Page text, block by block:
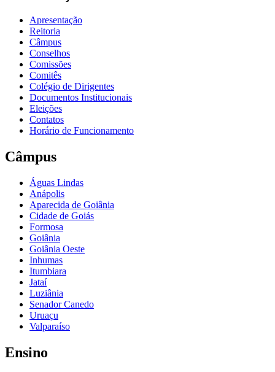
Apresentação
Reitoria
Câmpus
Conselhos
Comissões
Comitês
Colégio de Dirigentes
Documentos Institucionais
Eleições
Contatos
Horário de Funcionamento
Câmpus
Águas Lindas
Anápolis
Aparecida de Goiânia
Cidade de Goiás
Formosa
Goiânia
Goiânia Oeste
Inhumas
Itumbiara
Jataí
Luziânia
Senador Canedo
Uruaçu
Valparaíso
Ensino